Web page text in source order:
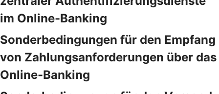
im Online-Banking
Sonderbedingungen für den Empfang
von Zahlungsanforderungen über das
Online-Banking